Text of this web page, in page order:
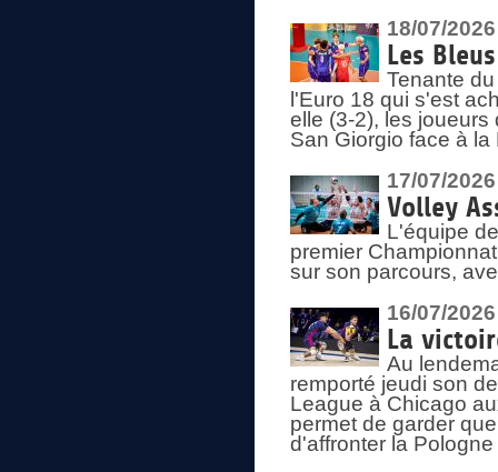
18/07/2026
Les
Tenante
l'Euro 18 qui s'est
elle (3-2), les
San Giorgio face à la
17/07/2026
Volley
L'équipe
premier
sur son parcours,
16/07/2026
La
Au
remporté jeudi son
League à Chicago
permet de garder
d'affronter la